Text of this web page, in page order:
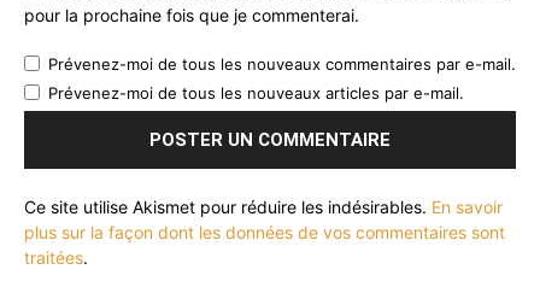
pour la prochaine fois que je commenterai.
Prévenez-moi de tous les nouveaux commentaires par e-mail.
Prévenez-moi de tous les nouveaux articles par e-mail.
Ce site utilise Akismet pour réduire les indésirables. En savoir
plus sur la façon dont les données de vos commentaires sont
traitées.